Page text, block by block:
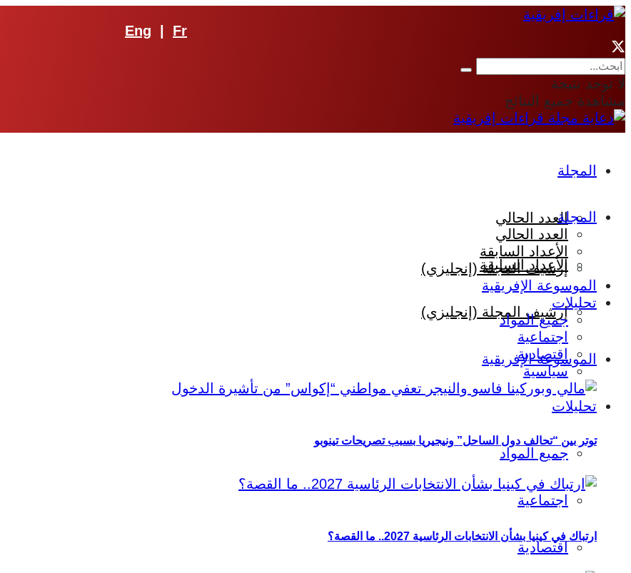
Eng Fr
لا توجد نتيجة
مشاهدة جميع النتائج
المجلة
العدد الحالي
الأعداد السابقة
إرشيف المجلة (إنجليزي)
الموسوعة الإفريقية
تحليلات
جميع المواد
اجتماعية
اقتصادية
المجلة
العدد الحالي
الأعداد السابقة
إرشيف المجلة (إنجليزي)
الموسوعة الإفريقية
تحليلات
جميع المواد
اجتماعية
اقتصادية
سياسية
توتر بين “تحالف دول الساحل” ونيجيريا بسبب تصريحات تينوبو
ارتباك في كينيا بشأن الانتخابات الرئاسية 2027.. ما القصة؟